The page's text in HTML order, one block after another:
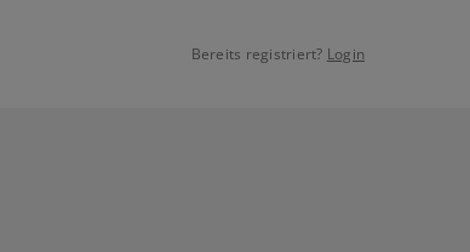
Bereits registriert? Login